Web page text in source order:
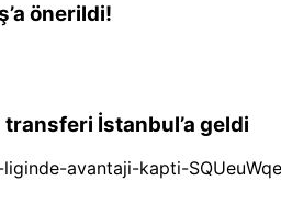
önerildi!
transferi İstanbul’a geldi